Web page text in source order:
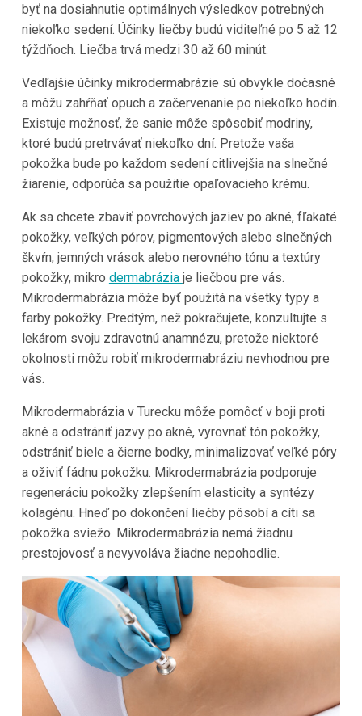
byť na dosiahnutie optimálnych výsledkov potrebných
niekoľko sedení. Účinky liečby budú viditeľné po 5 až 12
týždňoch. Liečba trvá medzi 30 až 60 minút.
Vedľajšie účinky mikrodermabrázie sú obvykle dočasné
a môžu zahŕňať opuch a začervenanie po niekoľko hodín.
Existuje možnosť, že sanie môže spôsobiť modriny,
ktoré budú pretrvávať niekoľko dní. Pretože vaša
pokožka bude po každom sedení citlivejšia na slnečné
žiarenie, odporúča sa použitie opaľovacieho krému.
Ak sa chcete zbaviť povrchových jaziev po akné, fľakaté
pokožky, veľkých pórov, pigmentových alebo slnečných
škvŕn, jemných vrások alebo nerovného tónu a textúry
pokožky, mikro dermabrázia je liečbou pre vás.
Mikrodermabrázia môže byť použitá na všetky typy a
farby pokožky. Predtým, než pokračujete, konzultujte s
lekárom svoju zdravotnú anamnézu, pretože niektoré
okolnosti môžu robiť mikrodermabráziu nevhodnou pre
vás.
Mikrodermabrázia v Turecku môže pomôcť v boji proti
akné a odstrániť jazvy po akné, vyrovnať tón pokožky,
odstrániť biele a čierne bodky, minimalizovať veľké póry
a oživiť fádnu pokožku. Mikrodermabrázia podporuje
regeneráciu pokožky zlepšením elasticity a syntézy
kolagénu. Hneď po dokončení liečby pôsobí a cíti sa
pokožka sviežo. Mikrodermabrázia nemá žiadnu
prestojovosť a nevyvoláva žiadne nepohodlie.